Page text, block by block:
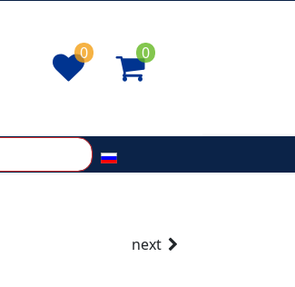
0 0
next